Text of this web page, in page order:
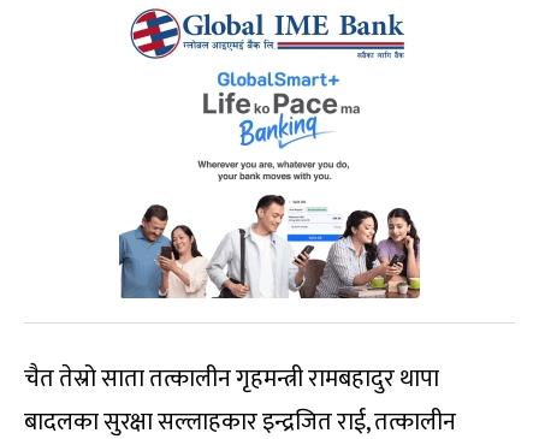
चैत तेस्रो साता तत्कालीन गृहमन्त्री रामबहादुर थापा
बादलका सुरक्षा सल्लाहकार इन्द्रजित राई, तत्कालीन